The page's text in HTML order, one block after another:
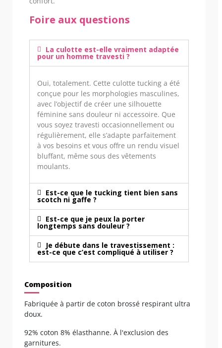
Foire aux questions
La culotte est-elle vraiment adaptée
pour un homme travesti ?
Oui, totalement. Cette culotte tucking a été
conçue pour les morphologies masculines,
avec l’objectif de créer une silhouette
féminine sans douleur ni accessoire. Que
vous soyez travesti occasionnellement ou
régulièrement, elle s’adapte parfaitement
à vos besoins et vous offre un rendu visuel
bluffant, même sous des vêtements
moulants.
Est-ce que le tucking tient bien sans
scotch ni gaffe ?
Est-ce que je peux la porter
longtemps sans douleur ?
Je débute dans le travestissement :
est-ce que c’est compliqué à utiliser ?
Composition
Fabriquée à partir de coton brossé respirant ultra
doux.
92% coton 8% élasthanne. À l'exclusion des
garnitures.